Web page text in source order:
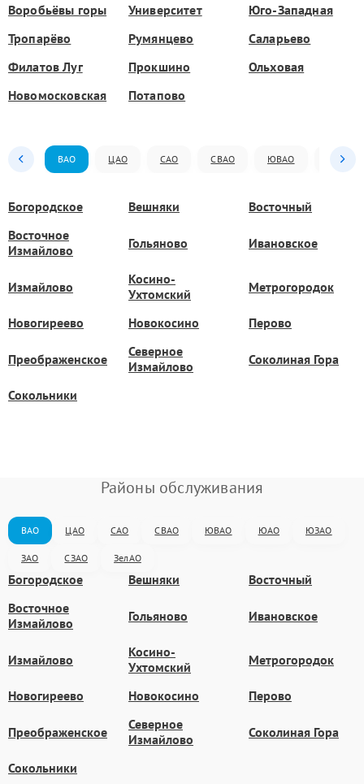
Воробьёвы горы Университет
Юго-Западная
Тропарёво
Румянцево
Саларьево
Филатов Луг
Прокшино
Ольховая
Новомосковская
Потапово
ВАО ЦАО САО СВАО ЮВАО ЮАО
Богородское Вешняки
Восточный
Восточное
Измайлово
Гольяново Ивановское
Измайлово
Косино-
Ухтомский
Метрогородок
Новогиреево Новокосино Перово
Преображенское
Северное
Измайлово
Соколиная Гора
Сокольники
Районы обслуживания
ВАО ЦАО САО СВАО ЮВАО ЮАО ЮЗАО
ЗАО СЗАО ЗелАО
Богородское Вешняки
Восточный
Восточное
Измайлово
Гольяново Ивановское
Измайлово
Косино-
Ухтомский
Метрогородок
Новогиреево Новокосино Перово
Преображенское
Северное
Измайлово
Соколиная Гора
Сокольники